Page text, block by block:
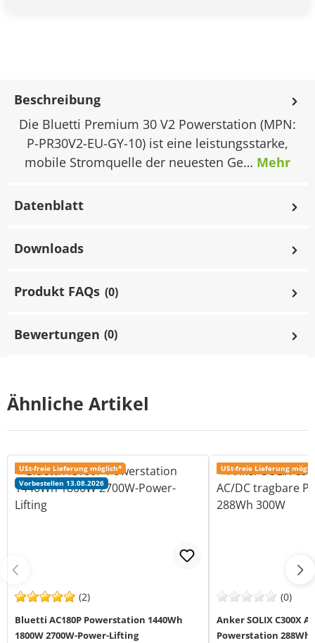
Ähnliche Artikel
USt-freie Lieferung möglich*
Vorbestellen 13.08.2026
(2)
Bluetti AC180P Powerstation 1440Wh
1800W 2700W-Power-Lifting
USt-freie Lieferung
(0)
Anker SOLIX C300X
Powerstation 288Wh
Beschreibung
Die Bluetti Premium 30 V2 Powerstation (MPN:
P-PR30V2-EU-GY-10) ist eine leistungsstarke,
mobile Stromquelle der neuesten Ge… Mehr
Datenblatt
Downloads
Produkt FAQs (0)
Bewertungen (0)